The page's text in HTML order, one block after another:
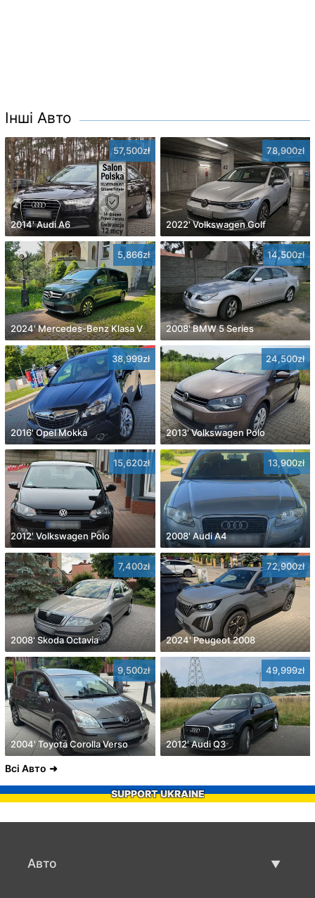
Інші Авто
57,500zł
2014' Audi A6
78,900zł
2022' Volkswagen Golf
5,866zł
2024' Mercedes-Benz Klasa V
14,500zł
2008' BMW 5 Series
38,999zł
2016' Opel Mokka
24,500zł
2013' Volkswagen Polo
15,620zł
2012' Volkswagen Polo
13,900zł
2008' Audi A4
7,400zł
2008' Skoda Octavia
72,900zł
2024' Peugeot 2008
9,500zł
2004' Toyota Corolla Verso
49,999zł
2012' Audi Q3
Всі Авто
SUPPORT UKRAINE
Авто